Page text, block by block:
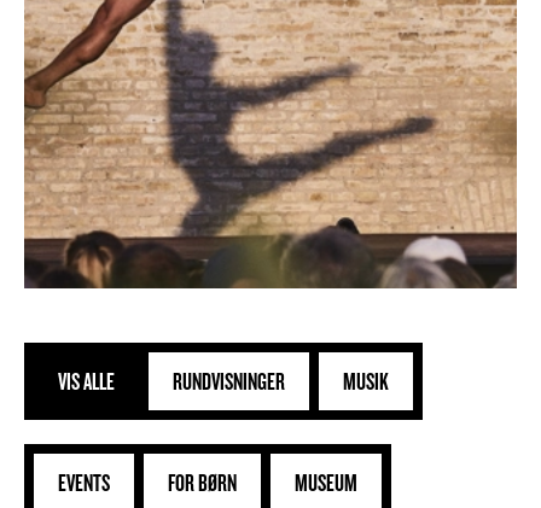
VIS ALLE RUNDVISNINGER MUSIK
EVENTS FOR BØRN MUSEUM